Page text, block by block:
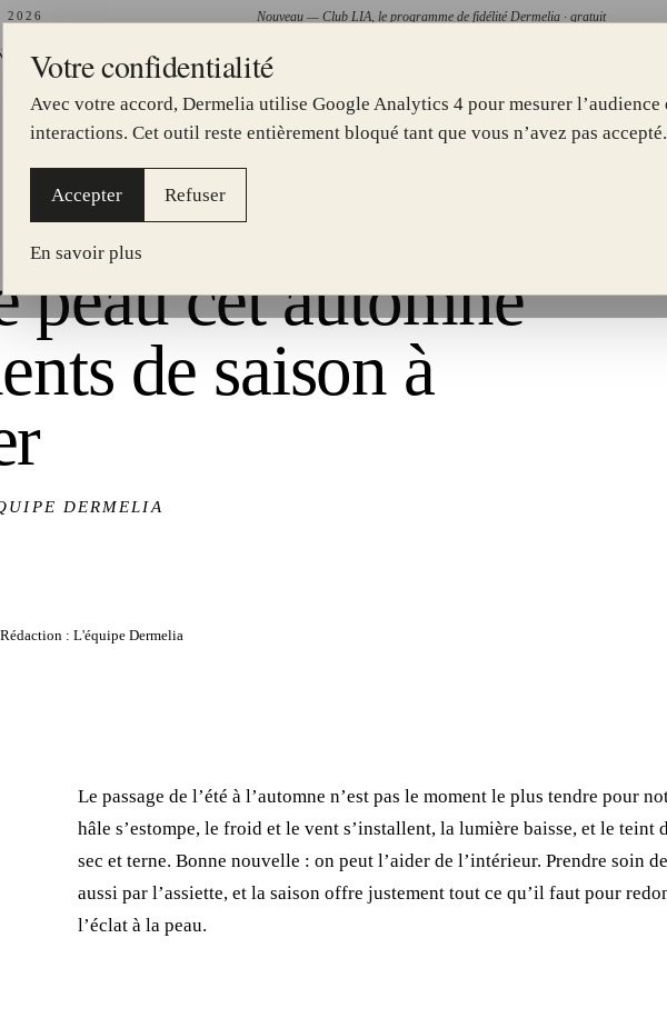
Votre confidentialité
Avec votre accord, Dermelia utilise Google Analytics 4 pour mesurer l’audience
interactions. Cet outil reste entièrement bloqué tant que vous n’avez pas accepté.
Accepter Refuser
En savoir plus
2026 Nouveau — Club LIA, le programme de fidélité Dermelia · gratuit
DISPONIBLE AU CENTRE JOLIETTE TOXINE BOTULIQUE PAR
PRÉOCCUPATIONS III. TARIFS
peau cet automne
de saison à
DERMELIA
Rédaction : L'équipe Dermelia
Le passage de l’été à l’automne n’est pas le moment le plus tendre pour
hâle s’estompe, le froid et le vent s’installent, la lumière baisse, et le teint
sec et terne. Bonne nouvelle : on peut l’aider de l’intérieur. Prendre soin
aussi par l’assiette, et la saison offre justement tout ce qu’il faut pour
l’éclat à la peau.